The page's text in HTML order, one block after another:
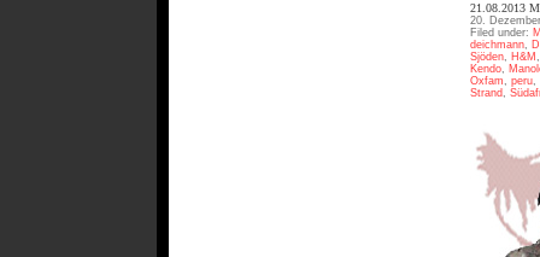
21.08.2013
20.
Filed under:
deichmann,
Sjöden, H&M
Kendo,
Oxfam, peru,
Strand,